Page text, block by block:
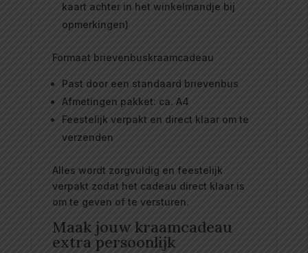
kaart achter in het winkelmandje bij
opmerkingen)
Formaat brievenbuskraamcadeau
Past door een standaard brievenbus
Afmetingen pakket: ca. A4
Feestelijk verpakt en direct klaar om te
verzenden
Alles wordt zorgvuldig en feestelijk
verpakt zodat het cadeau direct klaar is
om te geven of te versturen.
Maak jouw kraamcadeau
extra persoonlijk